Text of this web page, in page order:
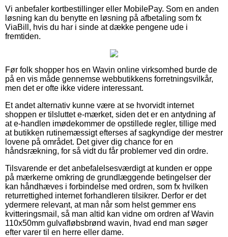
Vi anbefaler kortbestillinger eller MobilePay. Som en anden
løsning kan du benytte en løsning på afbetaling som fx
ViaBill, hvis du har i sinde at dække pengene ude i
fremtiden.
Før folk shopper hos en Wavin online virksomhed burde de
på en vis måde gennemse webbutikkens forretningsvilkår,
men det er ofte ikke videre interessant.
Et andet alternativ kunne være at se hvorvidt internet
shoppen er tilsluttet e-mærket, siden det er en antydning af
at e-handlen imødekommer de opstillede regler, tillige med
at butikken rutinemæssigt efterses af sagkyndige der mestrer
lovene på området. Det giver dig chance for en
håndsrækning, for så vidt du får problemer ved din ordre.
Tilsvarende er det anbefalelsesværdigt at kunden er oppe
på mærkerne omkring de grundlæggende betingelser der
kan håndhæves i forbindelse med ordren, som fx hvilken
returrettighed internet forhandleren tilsikrer. Derfor er det
ydermere relevant, at man når som helst gemmer ens
kvitteringsmail, så man altid kan vidne om ordren af Wavin
110x50mm gulvafløbsbrønd wavin, hvad end man søger
efter varer til en herre eller dame.